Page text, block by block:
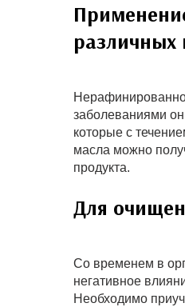
различных
заболеваниями
которые с
масла можно
продукта.
Для
Со временем в
негативное
Необходимо